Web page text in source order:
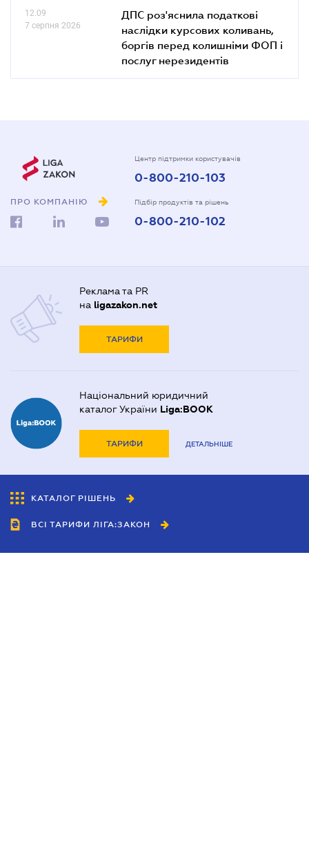
12.09
7 серпня 2026
ДПС роз'яснила податкові
наслідки курсових коливань,
боргів перед колишніми ФОП і
послуг нерезидентів
ПРО КОМПАНІЮ
Центр підтримки користувачів
0-800-210-103
Підбір продуктів та рішень
0-800-210-102
Реклама та PR
на ligazakon.net
ТАРИФИ
Національний юридичний
каталог України Liga:BOOK
ТАРИФИ ДЕТАЛЬНІШЕ
КАТАЛОГ РІШЕНЬ
ВСІ ТАРИФИ ЛІГА:ЗАКОН